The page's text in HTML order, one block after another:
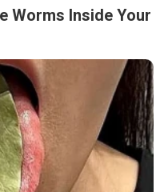
Worms Inside Your